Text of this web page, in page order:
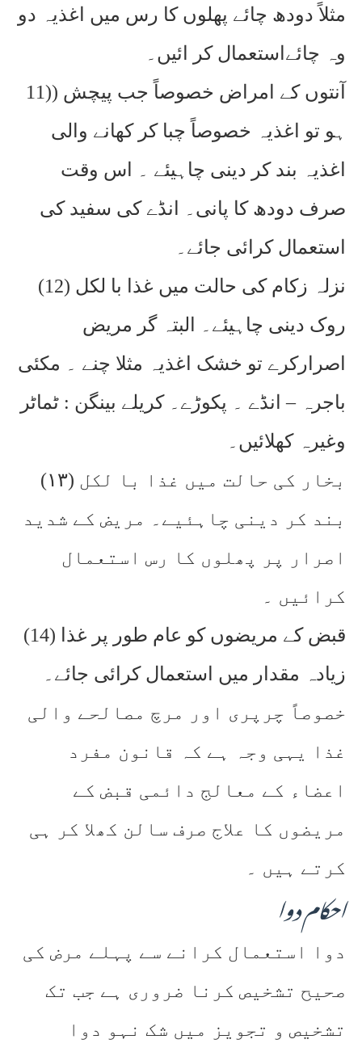
مثلاً دودھ چائے پھلوں کا رس میں اغذیہ دو
وہ چائےاستعمال کر ائیں۔
11)) آنتوں کے امراض خصوصاً جب پیچش
ہو تو اغذیہ خصوصاً چبا کر کھانے والی
اغذیہ بند کر دینی چاہیئے ۔ اس وقت
صرف دودھ کا پانی۔ انڈے کی سفید کی
استعمال کرائی جائے۔
(12) نزلہ زکام کی حالت میں غذا با لکل
روک دینی چاہیئے۔ البتہ گر مریض
اصرارکرے تو خشک اغذیہ مثلا چنے ۔ مکئی
باجرہ – انڈے ۔ پکوڑے۔ کریلے بینگن : ٹماٹر
وغیرہ کھلائیں۔
(۱۳) بخار کی حالت میں غذا با لکل
بند کر دینی چاہئیے۔ مریض کے شدید
اصرار پر پھلوں کا رس استعمال
کرائیں ۔
(14) قبض کے مریضوں کو عام طور پر غذا
زیادہ مقدار میں استعمال کرائی جائے۔
خصوصاً چرپری اور مرچ مصالحے والی
غذا یہی وجہ ہے کہ قانون مفرد
اعضاء کے معالج دائمی قبض کے
مریضوں کا علاج صرف سالن کھلا کر ہی
کرتے ہیں ۔
احکام دوا
دوا استعمال کرانے سے پہلے مرض کی
صحیح تشخیص کرنا ضروری ہے جب تک
تشخیص و تجویز میں شک نہو دوا